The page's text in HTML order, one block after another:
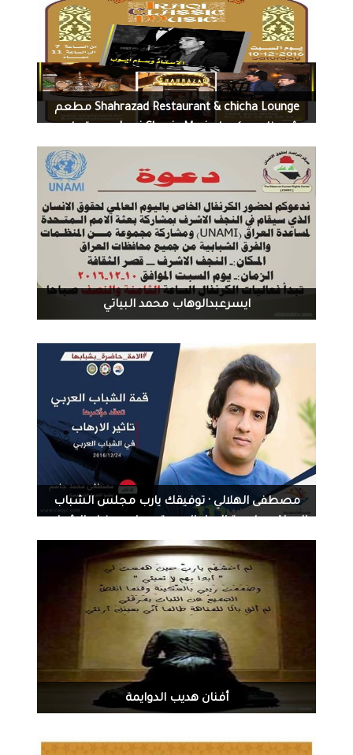
0
961
Shahrazad Restaurant & chicha Lounge مطعم
مع فرقة المقامات العراقي
12-07-2016
0
1533
ايسرعبدالوهاب محمد البياتي
12-06-2016
1091
مصطفى الهلالي · توفيقك يارب مجلس الشباب
والرياضة العرب
‏أفنان هديب الدوايمة‏